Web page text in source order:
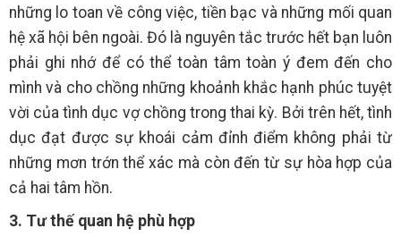
những lo toan về công việc, tiền bạc và những mối quan
hệ xã hội bên ngoài. Đó là nguyên tắc trước hết bạn luôn
phải ghi nhớ để có thể toàn tâm toàn ý đem đến cho
mình và cho chồng những khoảnh khắc hạnh phúc tuyệt
vời của tình dục vợ chồng trong thai kỳ. Bởi trên hết, tình
dục đạt được sự khoái cảm đỉnh điểm không phải từ
những mơn trớn thể xác mà còn đến từ sự hòa hợp của
cả hai tâm hồn.
3. Tư thế quan hệ phù hợp